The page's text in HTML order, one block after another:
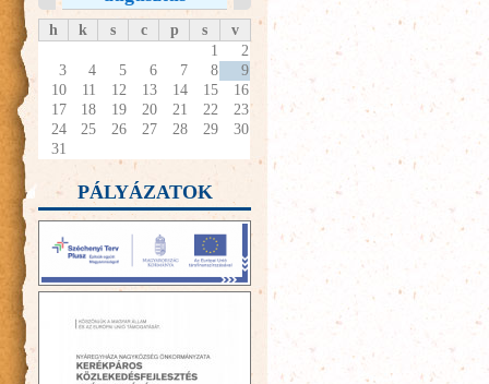
h k s c p s
v
1
2
3
4 5 6 7 8
9
10
11 12 13 14 15
16
17
18 19 20 21 22
23
24
25 26 27 28 29
30
31
PÁLYÁZATOK